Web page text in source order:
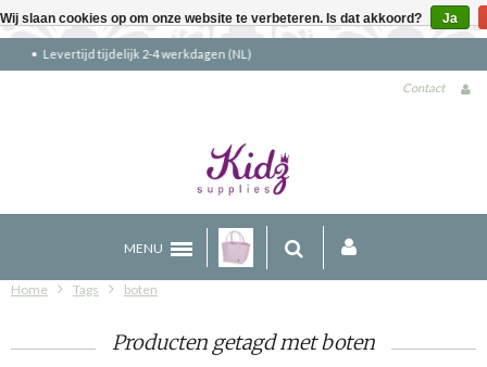
Gratis verzending boven €90 (NL)
Contact
MENU
Home Tags boten
Producten getagd met boten
Wij slaan cookies op om onze website te verbeteren. Is dat akkoord? Ja